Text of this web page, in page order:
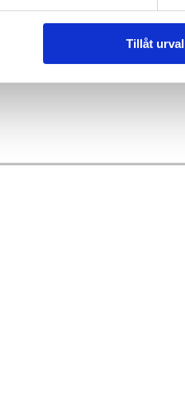
Tillåt urval